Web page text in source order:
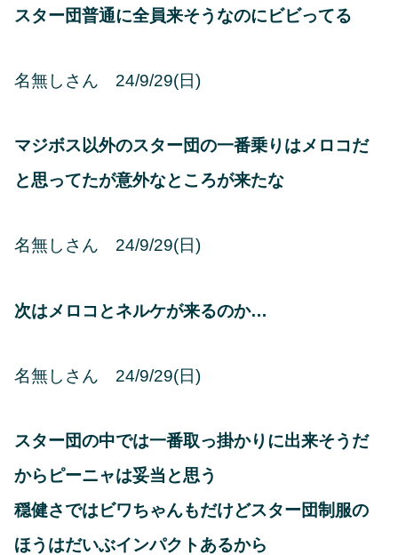
スター団普通に全員来そうなのにビビってる
名無しさん 24/9/29(日)
マジボス以外のスター団の一番乗りはメロコだ
と思ってたが意外なところが来たな
名無しさん 24/9/29(日)
次はメロコとネルケが来るのか…
名無しさん 24/9/29(日)
スター団の中では一番取っ掛かりに出来そうだ
からピーニャは妥当と思う
穏健さではビワちゃんもだけどスター団制服の
ほうはだいぶインパクトあるから